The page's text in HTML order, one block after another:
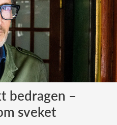
bedragen –
sveket